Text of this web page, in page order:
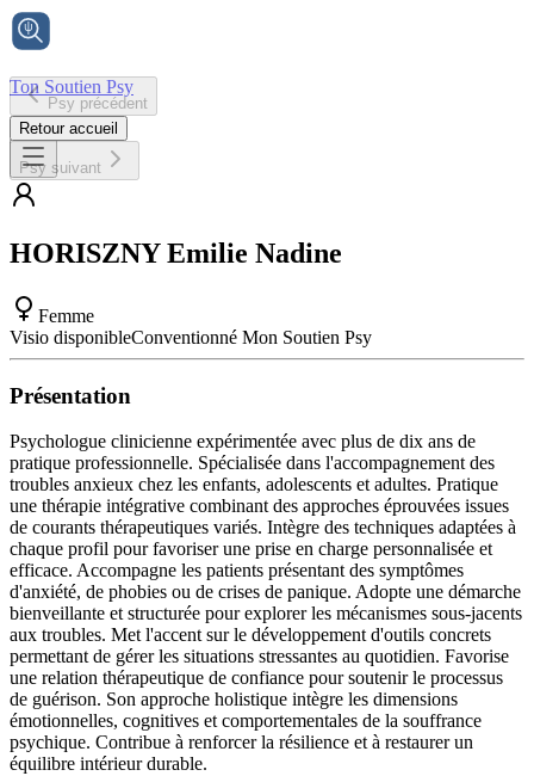
Ton Soutien Psy
Accueil
Psy précédent
Retour accueil
Psy suivant
HORISZNY Emilie Nadine
Femme
Visio disponibleConventionné Mon Soutien Psy
Présentation
Psychologue clinicienne expérimentée avec plus de dix ans de
pratique professionnelle. Spécialisée dans l'accompagnement des
troubles anxieux chez les enfants, adolescents et adultes. Pratique
une thérapie intégrative combinant des approches éprouvées issues
de courants thérapeutiques variés. Intègre des techniques adaptées à
chaque profil pour favoriser une prise en charge personnalisée et
efficace. Accompagne les patients présentant des symptômes
d'anxiété, de phobies ou de crises de panique. Adopte une démarche
bienveillante et structurée pour explorer les mécanismes sous-jacents
aux troubles. Met l'accent sur le développement d'outils concrets
permettant de gérer les situations stressantes au quotidien. Favorise
une relation thérapeutique de confiance pour soutenir le processus
de guérison. Son approche holistique intègre les dimensions
émotionnelles, cognitives et comportementales de la souffrance
psychique. Contribue à renforcer la résilience et à restaurer un
équilibre intérieur durable.